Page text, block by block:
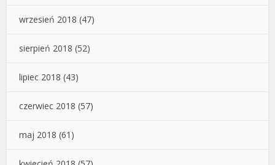
wrzesień 2018 (47)
sierpień 2018 (52)
lipiec 2018 (43)
czerwiec 2018 (57)
maj 2018 (61)